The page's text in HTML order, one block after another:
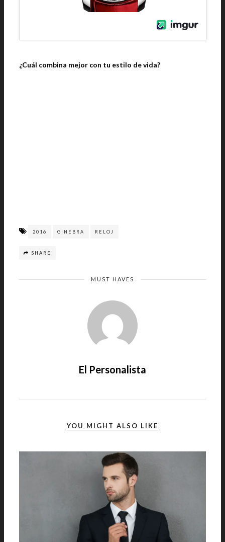
¿Cuál combina mejor con tu estilo de vida?
2016 GINEBRA RELOJ
SHARE
MUST HAVES
El Personalista
YOU MIGHT ALSO LIKE